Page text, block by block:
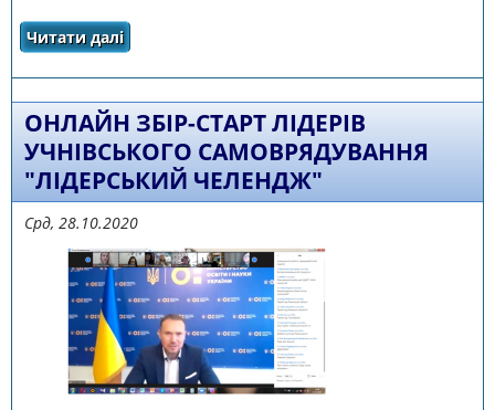
Читати даліпро ЛІДЕРСТВО. НАТХНЕННЯ. FUN!
ОНЛАЙН ЗБІР-СТАРТ ЛІДЕРІВ
УЧНІВСЬКОГО САМОВРЯДУВАННЯ
"ЛІДЕРСЬКИЙ ЧЕЛЕНДЖ"
Срд, 28.10.2020